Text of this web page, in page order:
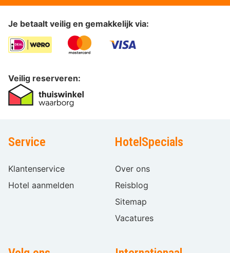
Je betaalt veilig en gemakkelijk via:
Veilig reserveren:
Service
Klantenservice
Hotel aanmelden
HotelSpecials
Over ons
Reisblog
Sitemap
Vacatures